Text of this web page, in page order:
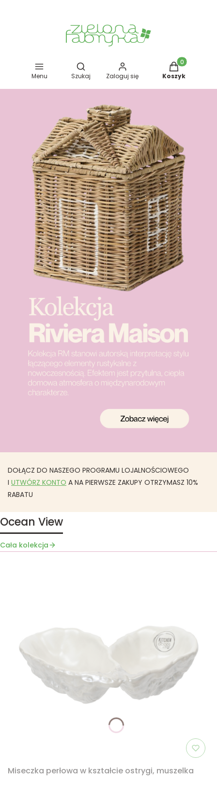
Menu
Otwórz wyszukiwarkę
Szukaj Zaloguj się
Produkty w
Koszyk
DOŁĄCZ DO NASZEGO PROGRAMU LOJALNOŚCIOWEGO
I UTWÓRZ KONTO A NA PIERWSZE ZAKUPY OTRZYMASZ 10%
RABATU
Ocean View
Cała kolekcja
Miseczka perłowa w kształcie ostrygi, muszelka